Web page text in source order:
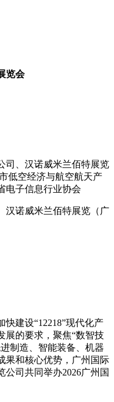
览会
司、汉诺威米兰佰特展览
低空经济与航空航天产
电子信息行业协会
汉诺威米兰佰特展览（广
建设“12218”现代化产
展的要求，聚焦“数智技
制造、智能装备、机器
果和核心优势，广州国际
司共同举办2026广州国